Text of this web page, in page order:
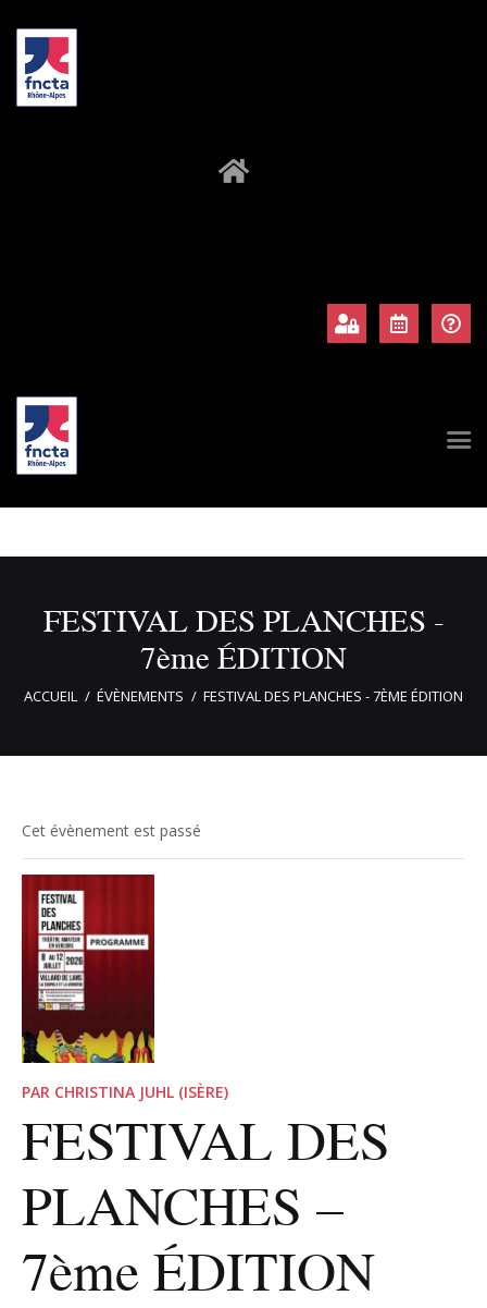
FESTIVAL DES PLANCHES -
7ème ÉDITION
ACCUEIL ÉVÈNEMENTS FESTIVAL DES PLANCHES - 7ÈME ÉDITION
Cet évènement est passé
PAR CHRISTINA JUHL (ISÈRE)
FESTIVAL DES
PLANCHES –
7ème ÉDITION